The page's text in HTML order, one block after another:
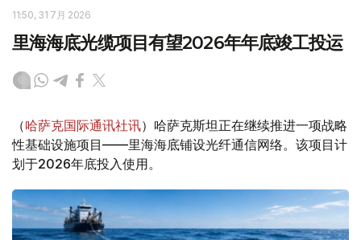
11:50, 31 7月 2026
里海海底光缆项目有望2026年年底竣工投运
（哈萨克国际通讯社讯）哈萨克斯坦正在继续推进一项战略
性基础设施项目——里海海底铺设光纤通信网络。该项目计
划于2026年底投入使用。